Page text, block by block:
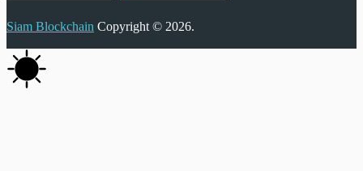
Siam Blockchain Copyright © 2026.